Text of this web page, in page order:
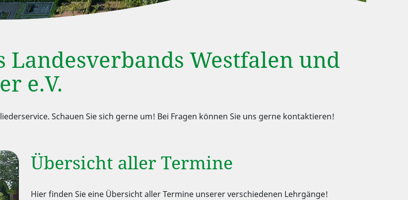
Westfalen und
e.V.
Schauen Sie sich gerne um! Bei Fragen können Sie uns gerne kontaktieren!
Übersicht aller Termine
Hier finden Sie eine Übersicht aller Termine unserer verschiedenen Lehrgänge!